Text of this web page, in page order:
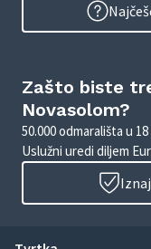
Zašto biste
Novasolom?
50.000 odmarališta u
Uslužni uredi diljem